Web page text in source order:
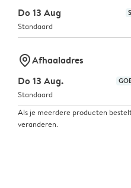
Do 13 Aug
Standaard
marker-pinAfhaaladres
Do 13 Aug.
Standaard
Als je meerdere producten
veranderen.